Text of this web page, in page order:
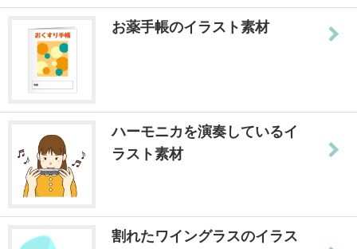
お薬手帳のイラスト素材
ハーモニカを演奏しているイ
ラスト素材
割れたワイングラスのイラス